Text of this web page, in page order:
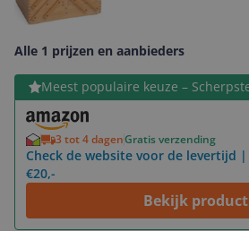
Alle 1 prijzen en aanbieders
Meest populaire keuze –
3 tot 4 dagenGratis verzending
Check de website voor de levertijd
€20,-
Bekijk product
Bekijk product